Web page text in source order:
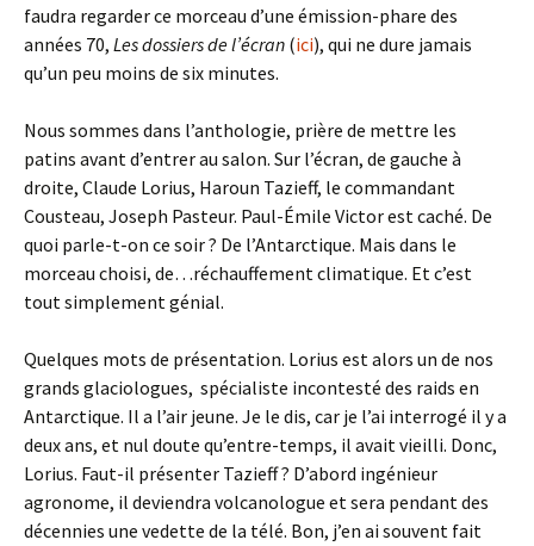
faudra regarder ce morceau d’une émission-phare des
années 70, Les dossiers de l’écran (ici), qui ne dure jamais
qu’un peu moins de six minutes.
Nous sommes dans l’anthologie, prière de mettre les
patins avant d’entrer au salon. Sur l’écran, de gauche à
droite, Claude Lorius, Haroun Tazieff, le commandant
Cousteau, Joseph Pasteur. Paul-Émile Victor est caché. De
quoi parle-t-on ce soir ? De l’Antarctique. Mais dans le
morceau choisi, de…réchauffement climatique. Et c’est
tout simplement génial.
Quelques mots de présentation. Lorius est alors un de nos
grands glaciologues, spécialiste incontesté des raids en
Antarctique. Il a l’air jeune. Je le dis, car je l’ai interrogé il y a
deux ans, et nul doute qu’entre-temps, il avait vieilli. Donc,
Lorius. Faut-il présenter Tazieff ? D’abord ingénieur
agronome, il deviendra volcanologue et sera pendant des
décennies une vedette de la télé. Bon, j’en ai souvent fait